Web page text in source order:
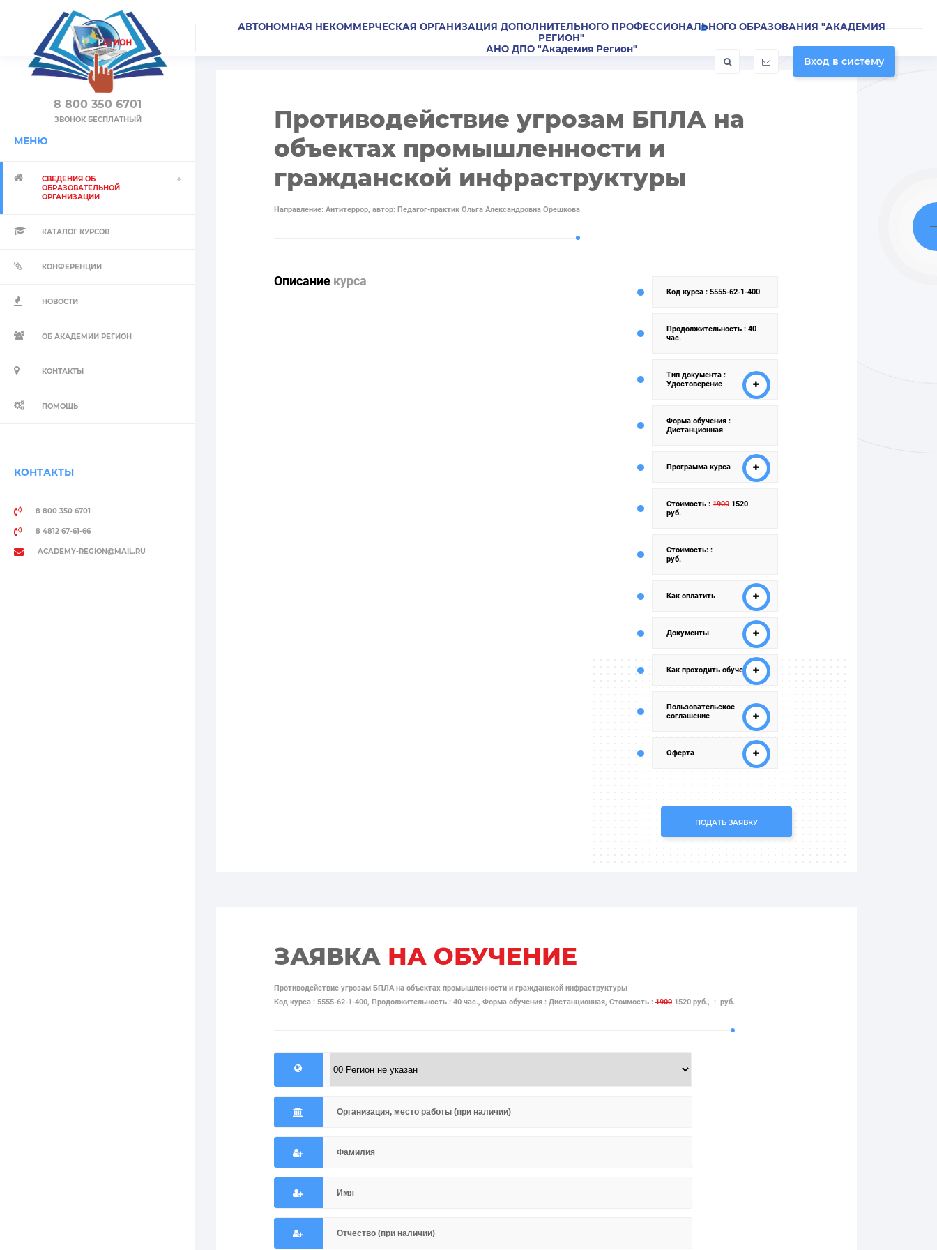
АВТОНОМНАЯ НЕКОММЕРЧЕСКАЯ ОРГАНИЗАЦИЯ ДОПОЛНИТЕЛЬНОГО ПРОФЕССИОНАЛЬНОГО ОБРАЗОВАНИЯ "АКАДЕМИЯ
РЕГИОН"
АНО ДПО "Академия Регион"
Вход в систему
8 800 350 6701
ЗВОНОК БЕСПЛАТНЫЙ
МЕНЮ
СВЕДЕНИЯ ОБ
ОБРАЗОВАТЕЛЬНОЙ
ОРГАНИЗАЦИИ
КАТАЛОГ КУРСОВ
КОНФЕРЕНЦИИ
НОВОСТИ
ОБ АКАДЕМИИ РЕГИОН
КОНТАКТЫ
ПОМОЩЬ
КОНТАКТЫ
8 800 350 6701
8 4812 67-61-66
ACADEMY-REGION@MAIL.RU
Противодействие угрозам БПЛА на
объектах промышленности и
гражданской инфраструктуры
Направление: Антитеррор, автор: Педагог-практик Ольга Александровна Орешкова
Описание курса
Код курса : 5555-62-1-400
Продолжительность : 40
час.
Тип документа :
Удостоверение
Форма обучения :
Дистанционная
Программа курса
Стоимость : 19001520
руб.
Стоимость: :
руб.
Как оплатить
Документы
Как проходить обучение
Пользовательское
соглашение
Оферта
ПОДАТЬ ЗАЯВКУ
ЗАЯВКА НА ОБУЧЕНИЕ
Противодействие угрозам БПЛА на объектах промышленности и гражданской инфраструктуры
Код курса : 5555-62-1-400, Продолжительность : 40 час., Форма обучения : Дистанционная, Стоимость :19001520 руб., : руб.